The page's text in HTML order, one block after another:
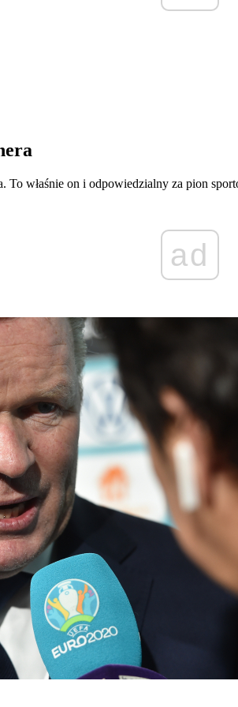
właśnie on i odpowiedzialny za pion
ad